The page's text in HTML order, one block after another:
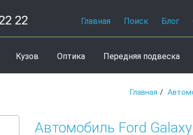
22 Главная Поиск Блог
Кузов Оптика Передняя подвеска
Главная
Автомобиль Ford